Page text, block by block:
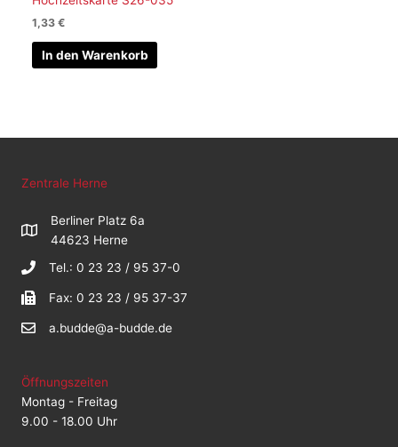
1,33€
In den Warenkorb
Zentrale Herne
Berliner Platz 6a
44623 Herne
Tel.: 0 23 23 / 95 37-0
Fax: 0 23 23 / 95 37-37
a.budde@a-budde.de
Öffnungszeiten
Montag - Freitag
9.00 - 18.00 Uhr